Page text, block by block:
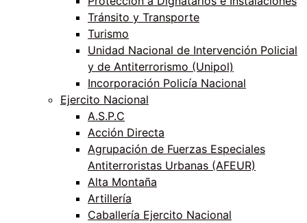
Tránsito y Transporte
Turismo
Unidad Nacional de Intervención Policial
y de Antiterrorismo (Unipol)
Incorporación Policía Nacional
Ejercito Nacional
A.S.P.C
Acción Directa
Agrupación de Fuerzas Especiales
Antiterroristas Urbanas (AFEUR)
Alta Montaña
Artillería
Caballería Ejercito Nacional